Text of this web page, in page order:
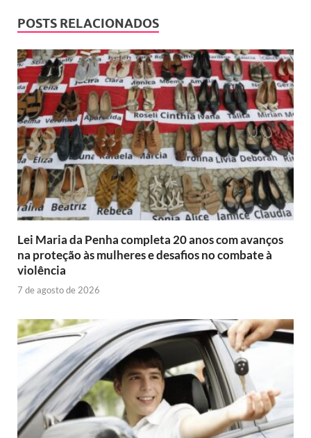
POSTS RELACIONADOS
Lei Maria da Penha completa 20 anos com avanços
na proteção às mulheres e desafios no combate à
violência
7 de agosto de 2026